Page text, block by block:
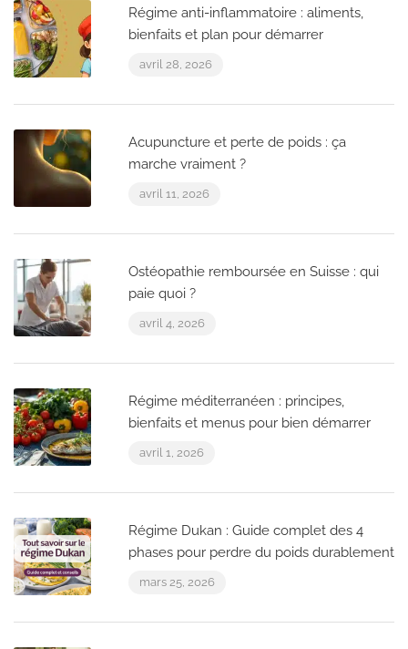
Régime anti-inflammatoire : aliments,
bienfaits et plan pour démarrer
avril 28, 2026
Acupuncture et perte de poids : ça
marche vraiment ?
avril 11, 2026
Ostéopathie remboursée en Suisse : qui
paie quoi ?
avril 4, 2026
Régime méditerranéen : principes,
bienfaits et menus pour bien démarrer
avril 1, 2026
Régime Dukan : Guide complet des 4
phases pour perdre du poids durablement
mars 25, 2026